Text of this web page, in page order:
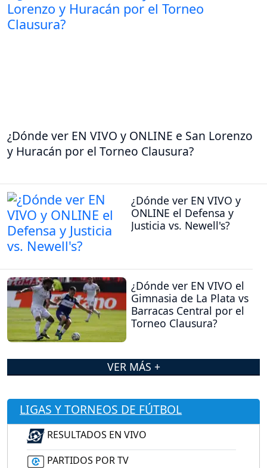
¿Dónde ver EN VIVO y ONLINE e San Lorenzo
y Huracán por el Torneo Clausura?
¿Dónde ver EN VIVO y
ONLINE el Defensa y
Justicia vs. Newell's?
¿Dónde ver EN VIVO el
Gimnasia de La Plata vs
Barracas Central por el
Torneo Clausura?
VER MÁS +
LIGAS Y TORNEOS DE FÚTBOL
RESULTADOS EN VIVO
PARTIDOS POR TV